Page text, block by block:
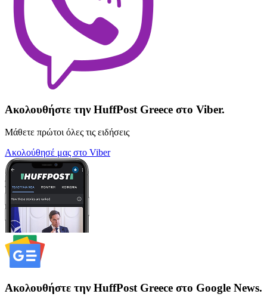
Ακολουθήστε την HuffPost Greece στο Viber.
Μάθετε πρώτοι όλες τις ειδήσεις
Ακολούθησέ μας στο Viber
Ακολουθήστε την HuffPost Greece στο Google News.